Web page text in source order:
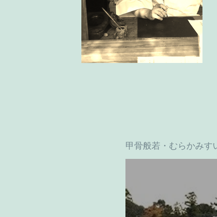
甲骨般若・むらかみす